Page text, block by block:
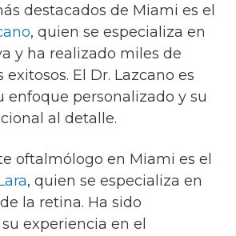
destacados de Miami es el
, quien se especializa en
y ha realizado miles de
El Dr. Lazcano es
enfoque personalizado y su
al detalle.
oftalmólogo en Miami es el
, quien se especializa en
la retina. Ha sido
experiencia en el